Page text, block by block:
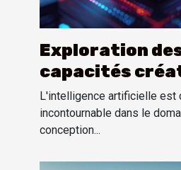
Exploration
capacités
l'IA dans la
d'images et de
L'intelligence artificielle est
incontournable dans le
conception...